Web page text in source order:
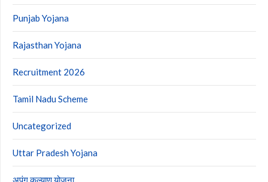
Punjab Yojana
Rajasthan Yojana
Recruitment 2026
Tamil Nadu Scheme
Uncategorized
Uttar Pradesh Yojana
अपंग कल्याण योजना